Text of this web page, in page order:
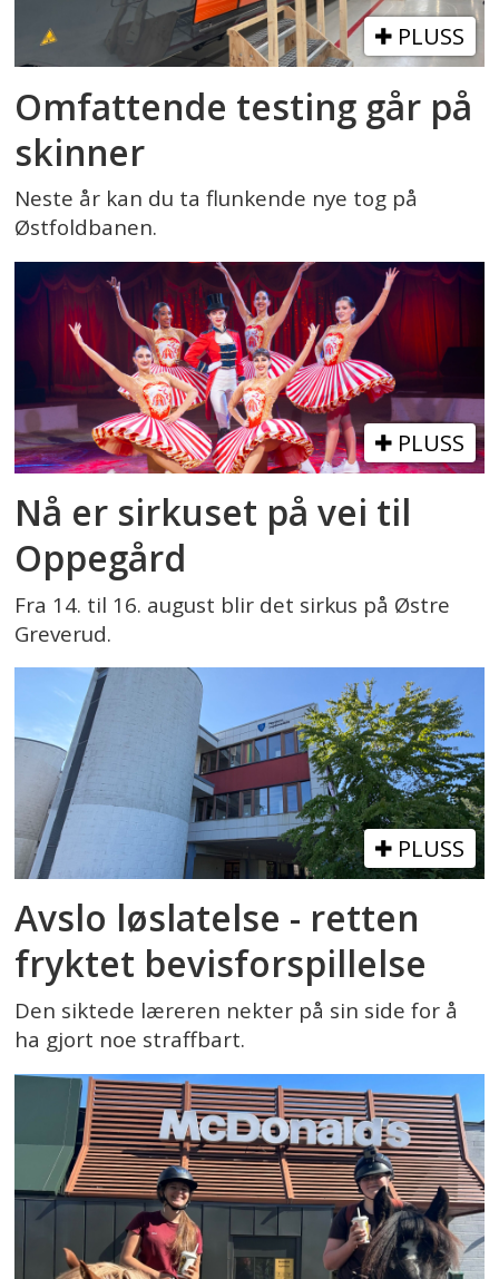
PLUSS
Omfattende testing går på
skinner
Neste år kan du ta flunkende nye tog på
Østfoldbanen.
PLUSS
Nå er sirkuset på vei til
Oppegård
Fra 14. til 16. august blir det sirkus på Østre
Greverud.
PLUSS
Avslo løslatelse - retten
fryktet bevisforspillelse
Den siktede læreren nekter på sin side for å
ha gjort noe straffbart.